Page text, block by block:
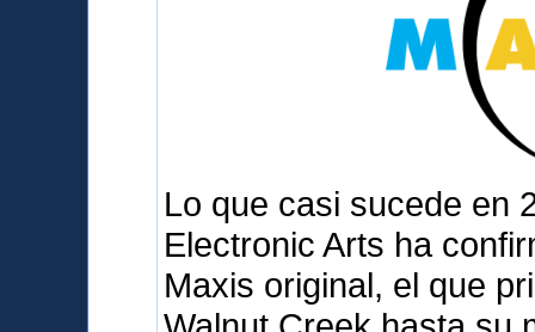
Lo que casi sucede en
Electronic Arts ha
Maxis original, el que